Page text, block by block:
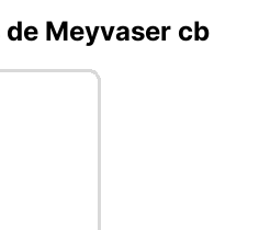
Meyvaser cb